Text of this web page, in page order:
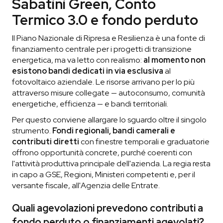
Termico 3.0 e fondo perduto
Il Piano Nazionale di Ripresa e Resilienza è una fonte di
finanziamento centrale per i progetti di transizione
energetica, ma va letto con realismo: al momento non
esistono bandi dedicati in via esclusivaal
fotovoltaico aziendale. Le risorse arrivano per lo più
attraverso misure collegate — autoconsumo, comunità
energetiche, efficienza — e bandi territoriali.
Per questo conviene allargare lo sguardo oltre il singolo
strumento. Fondi regionali, bandi camerali e
contributi diretticon finestre temporali e graduatorie
offrono opportunità concrete, purché coerenti con
l'attività produttiva principale dell'azienda. La regia resta
in capo a GSE, Regioni, Ministeri competenti e, per il
versante fiscale, all'Agenzia delle Entrate.
Quali agevolazioni prevedono contributi a